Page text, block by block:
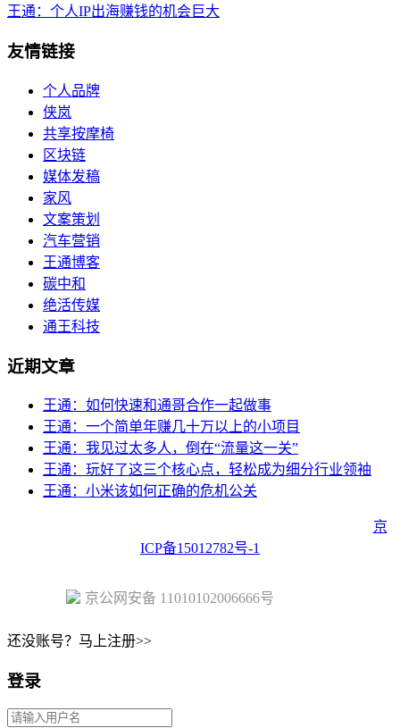
王通：个人IP出海赚钱的机会巨大
友情链接
个人品牌
侠岚
共享按摩椅
区块链
媒体发稿
家风
文案策划
汽车营销
王通博客
碳中和
绝活传媒
通王科技
近期文章
王通：如何快速和通哥合作一起做事
王通：一个简单年赚几十万以上的小项目
王通：我见过太多人，倒在“流量这一关”
王通：玩好了这三个核心点，轻松成为细分行业领袖
王通：小米该如何正确的危机公关
京
ICP备15012782号-1
京公网安备 11010102006666号
还没账号？马上注册>>
登录